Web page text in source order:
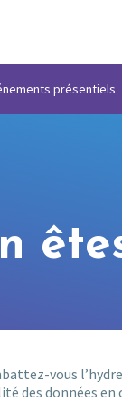
présentiels
vous
des données